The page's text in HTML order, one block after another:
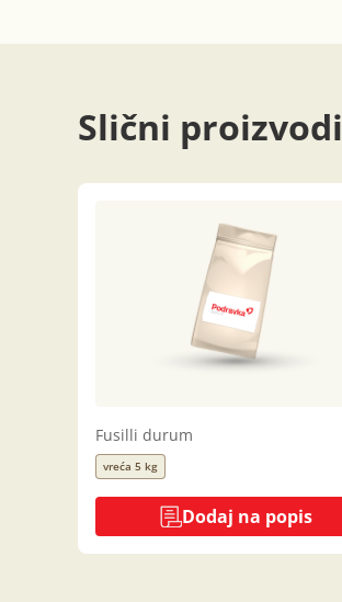
Slični proizvodi
Fusilli durum
vreća 5 kg
Dodaj na popis